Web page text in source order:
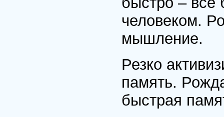
человеком.
мышление.
Резко
память.
быстрая